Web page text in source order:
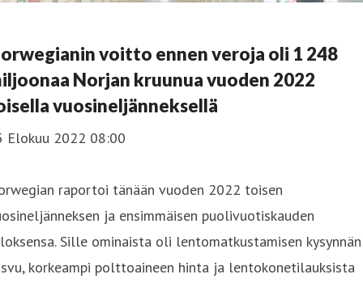
voitto ennen veroja oli 1 248
Norjan kruunua vuoden 2022
vuosineljänneksellä
Elokuu 2022 08:00
raportoi tänään vuoden 2022 toisen
ja ensimmäisen puolivuotiskauden
Sille ominaista oli lentomatkustamisen kysynnän
korkeampi polttoaineen hinta ja lentokonetilauksista